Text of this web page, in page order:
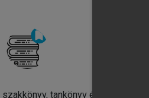
szakkönyv, tankönyv és